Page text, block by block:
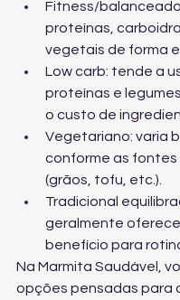
Fitness/
proteínas,
vegetais de forma
Low carb: tende a
proteínas e
o custo de
Vegetariano: varia
conforme as
(grãos, tofu, etc.).
Tradicional
geralmente
benefício para
Na Marmita Saudável,
opções pensadas para